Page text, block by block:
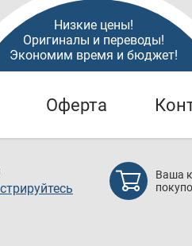
Низкие цены!
Оригиналы и переводы!
Экономим время и бюджет!
Оферта
Ваша